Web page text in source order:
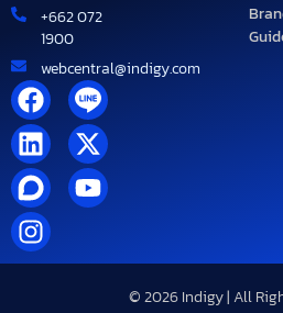
+662 072
1900
webcentral@indigy.com
© 2026 Indigy | All